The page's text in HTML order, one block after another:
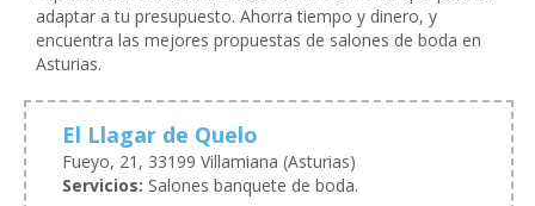
adaptar a tu presupuesto. Ahorra tiempo y dinero, y
encuentra las mejores propuestas de salones de boda en
Asturias.
El Llagar de Quelo
Fueyo, 21, 33199 Villamiana (Asturias)
Servicios: Salones banquete de boda.